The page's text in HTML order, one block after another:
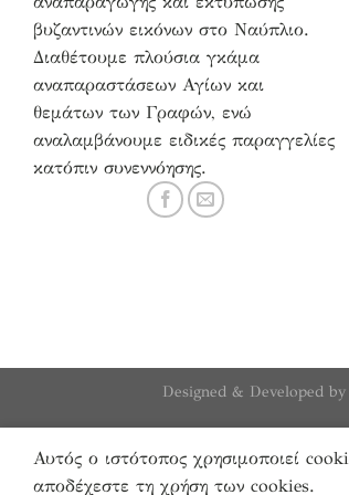
βυζαντινών εικόνων στο Ναύπλιο.
Διαθέτουμε πλούσια γκάμα
αναπαραστάσεων Αγίων και
θεμάτων των Γραφών, ενώ
αναλαμβάνουμε ειδικές παραγγελίες
κατόπιν συνεννόησης.
Designed & Developed by
Αυτός ο ιστότοπος χρησιμοποιεί
αποδέχεστε τη χρήση των cookies.